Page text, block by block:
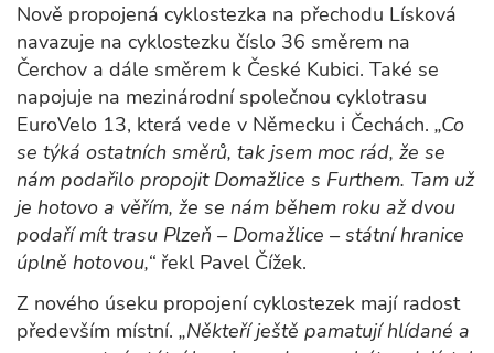
Nově propojená cyklostezka na přechodu Lísková
navazuje na cyklostezku číslo 36 směrem na
Čerchov a dále směrem k České Kubici. Také se
napojuje na mezinárodní společnou cyklotrasu
EuroVelo 13, která vede v Německu i Čechách. „Co
se týká ostatních směrů, tak jsem moc rád, že se
nám podařilo propojit Domažlice s Furthem. Tam už
je hotovo a věřím, že se nám během roku až dvou
podaří mít trasu Plzeň – Domažlice – státní hranice
úplně hotovou,“ řekl Pavel Čížek.
Z nového úseku propojení cyklostezek mají radost
především místní. „Někteří ještě pamatují hlídané a